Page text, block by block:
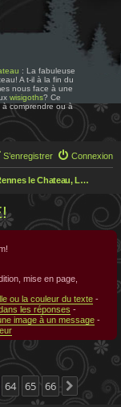
: La fabuleuse
A t-il à la fin du
nous face à une
wisigoths? Ce
comprendre ou à
Connexion
S’enregistrer
Rennes le Chateau, Le rendez-vous des chercheurs
mise en page,
ou la couleur du texte -
les réponses -
image à un message -
64 65 66 Suivante